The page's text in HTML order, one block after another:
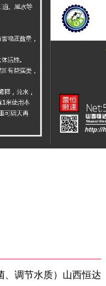
调节水质）山西恒达